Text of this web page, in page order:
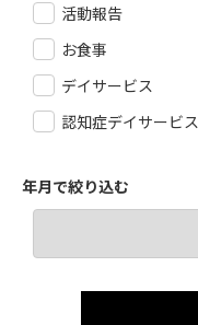
活動報告
お食事
デイサービス
認知症デイサービス
年月で絞り込む